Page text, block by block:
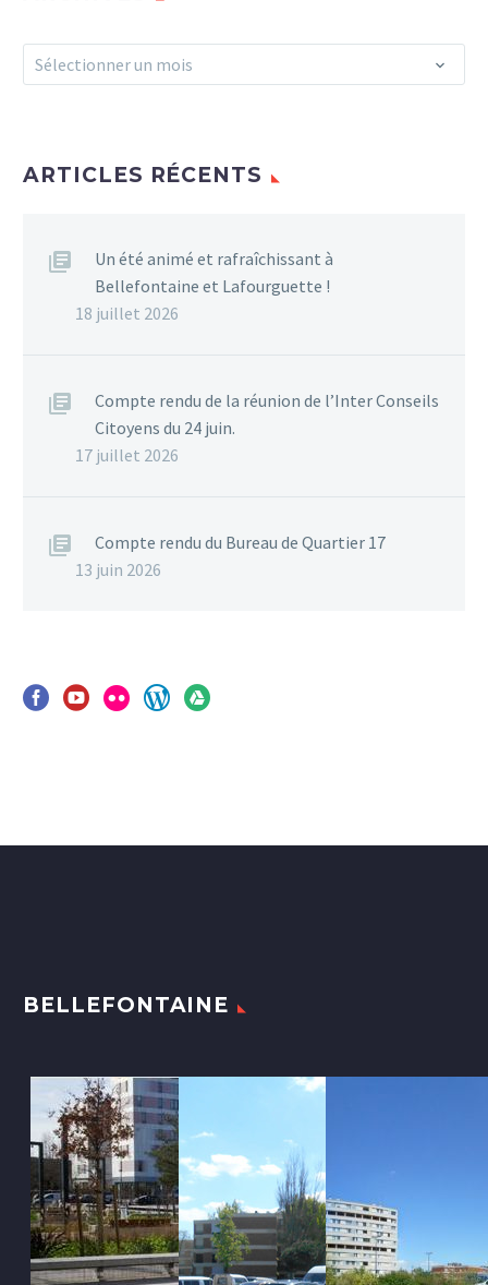
Archives
Sélectionner un mois
ARTICLES RÉCENTS
Un été animé et rafraîchissant à
Bellefontaine et Lafourguette !
18 juillet 2026
Compte rendu de la réunion de l’Inter Conseils
Citoyens du 24 juin.
17 juillet 2026
Compte rendu du Bureau de Quartier 17
13 juin 2026
BELLEFONTAINE